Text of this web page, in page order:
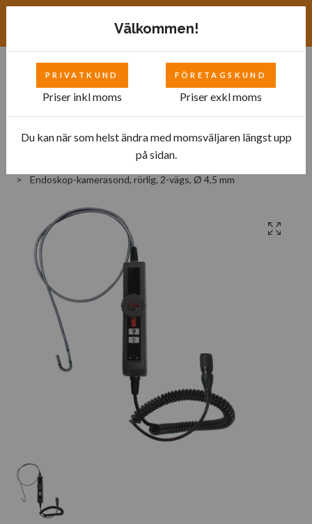
Utrustning för diagnostik och testning av motorer
Endoskop-kamerasond, rörlig, 2-vägs, Ø 4,5 mm
Välkommen!
PRIVATKUND
Priser inkl moms
FÖRETAGSKUND
Priser exkl moms
Du kan när som helst ändra med momsväljaren längst upp
på sidan.